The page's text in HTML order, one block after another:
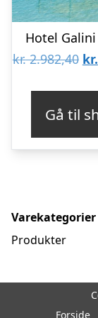
Hotel Galini
kr.2.982,40 kr.
Gå til
Varekategorier
Produkter
Forside